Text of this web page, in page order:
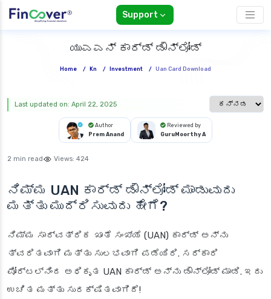
Support
ಯುಎಎನ್ ಕಾರ್ಡ್ ಡೌನ್‌ಲೋಡ್
Home / Kn / Investment / Uan Card Download
Select
Last updated on: April 22, 2025
Author
Prem Anand
Reviewed by
GuruMoorthy A
2 min read Views: 424
ನಿಮ್ಮ UAN ಕಾರ್ಡ್ ಡೌನ್‌ಲೋಡ್ ಮಾಡುವುದು
ಮತ್ತು ಮುದ್ರಿಸುವುದು ಹೇಗೆ?
ನಿಮ್ಮ ಸಾರ್ವತ್ರಿಕ ಖಾತೆ ಸಂಖ್ಯೆ (UAN) ಕಾರ್ಡ್ ಅನ್ನು
ತ್ವರಿತವಾಗಿ ಮತ್ತು ಸುಲಭವಾಗಿ ಪಡೆಯಿರಿ. ಸರ್ಕಾರಿ
ಪೋರ್ಟಲ್‌ನಿಂದ ಅಧಿಕೃತ UAN ಕಾರ್ಡ್ ಅನ್ನು ಡೌನ್‌ಲೋಡ್ ಮಾಡಿ. ಇದು
ಉಚಿತ ಮತ್ತು ಸುರಕ್ಷಿತವಾಗಿದೆ!